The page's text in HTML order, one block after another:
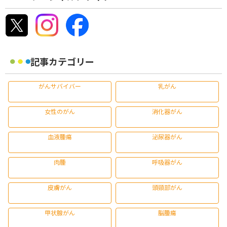
記事カテゴリー
がんサバイバー 乳がん
女性のがん 消化器がん
血液腫瘍 泌尿器がん
肉腫 呼吸器がん
皮膚がん 頭頸部がん
甲状腺がん 脳腫瘍